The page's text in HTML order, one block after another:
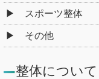
スポーツ整体
その他
整体について